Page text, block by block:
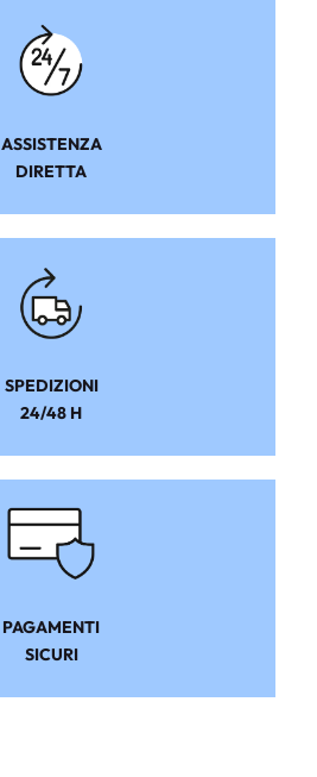
ASSISTENZA
DIRETTA
SPEDIZIONI
24/48 H
PAGAMENTI
SICURI